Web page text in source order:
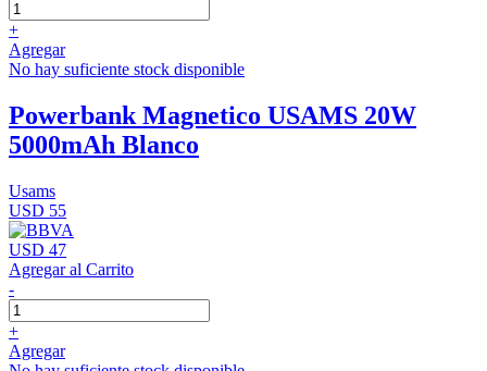
+
Agregar
No hay suficiente stock disponible
Powerbank Magnetico USAMS 20W
5000mAh Blanco
Usams
USD 55
USD 47
Agregar al Carrito
-
+
Agregar